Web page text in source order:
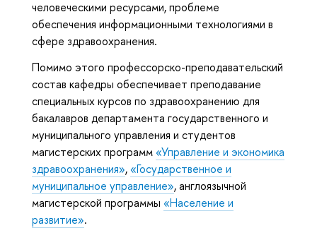
человеческими ресурсами, проблеме
обеспечения информационными технологиями в
сфере здравоохранения.
Помимо этого профессорско-преподавательский
состав кафедры обеспечивает преподавание
специальных курсов по здравоохранению для
бакалавров департамента государственного и
муниципального управления и студентов
магистерских программ«Управление и экономика
здравоохранения»,«Государственное и
муниципальное управление», англоязычной
магистерской программы «Население и
развитие».